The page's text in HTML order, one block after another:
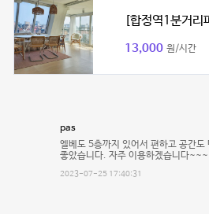
[합정역1분거리
13,000 원/시간
pas
엘베도 5층까지 있어서 편하고 공간
좋았습니다. 자주 이용하겠습니다~~~
2023-07-25 17:40:31